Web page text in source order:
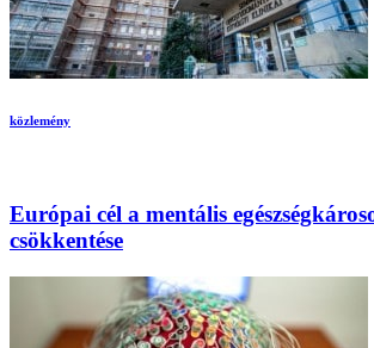
közlemény
Európai cél a mentális
csökkentése